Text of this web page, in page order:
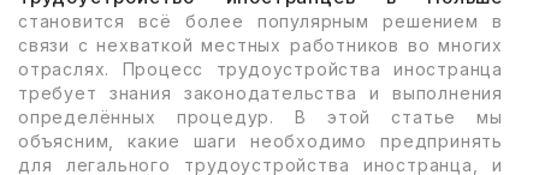
становится всё более популярным решением в
связи с нехваткой местных работников во многих
отраслях. Процесс трудоустройства иностранца
требует знания законодательства и выполнения
определённых процедур. В этой статье мы
объясним, какие шаги необходимо предпринять
для легального трудоустройства иностранца, и